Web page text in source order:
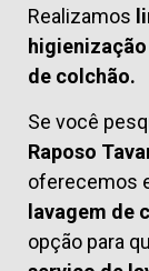
Realizamos
de colchão.
Se você
Raposo
oferecemos
lavagem de
opção para